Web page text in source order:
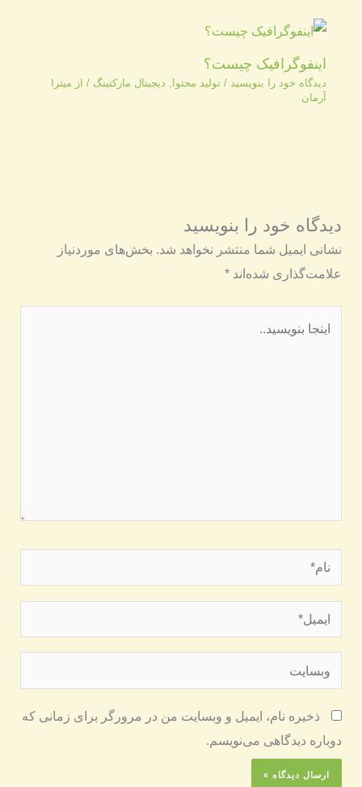
اینفوگرافیک چیست؟
دیدگاه‌ خود را بنویسید / تولید محتوا , دیجیتال مارکتینگ / از میترا
آرمان
دیدگاه‌ خود را بنویسید
نشانی ایمیل شما منتشر نخواهد شد. بخش‌های موردنیاز
علامت‌گذاری شده‌اند*
نام*
ایمیل*
وبسایت
ذخیره نام، ایمیل و وبسایت من در مرورگر برای زمانی که
دوباره دیدگاهی می‌نویسم.